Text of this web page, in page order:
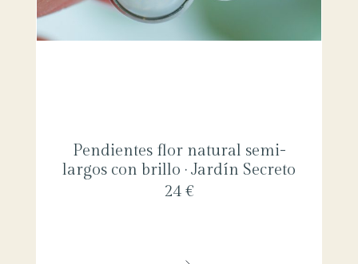
Pendientes flor natural semi-
largos con brillo · Jardín Secreto
24 €